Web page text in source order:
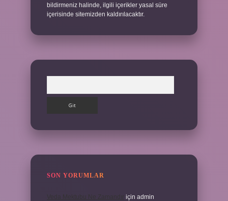
bildirmeniz halinde, ilgili içerikler yasal süre
içerisinde sitemizden kaldırılacaktır.
SON YORUMLAR
için admin